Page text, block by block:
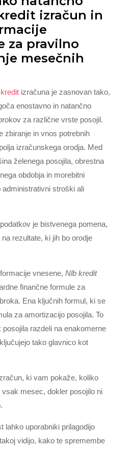
izračun in
za pravilno
mesečnih
izračuna je zasnovan tako,
enostavno in natančno
za različne vrste posojil.
zbiranje in vnos potrebnih
izračunskega orodja. Med
želenega posojila, obrestna
obdobja in morebitni
stroški ali
je bistvenega pomena,
rezultate, ki jih bo orodje
vnesene, Nlb kredit
finančne formule za
Ena ključnih formul, ki se
za amortizacijo posojila. To
razdeli na enakomerne
tako glavnico kot
ki vam pokaže, koliko
mesec, dokler posojilo ni
lahko uporabniki prilagodijo
vidijo, kako te spremembe